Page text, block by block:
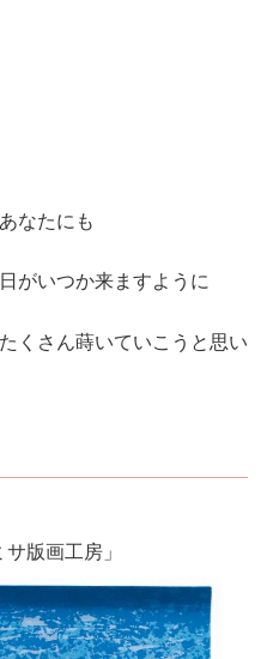
なたにも
がいつか来ますように
くさん蒔いていこうと思い
版画工房」